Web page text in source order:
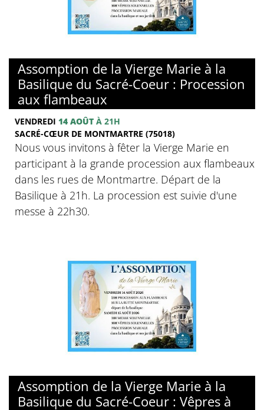
Assomption de la Vierge Marie à la
Basilique du Sacré-Coeur : Procession
aux flambeaux
VENDREDI 14 AOÛT À 21H
SACRÉ-CŒUR DE MONTMARTRE (75018)
Nous vous invitons à fêter la Vierge Marie en
participant à la grande procession aux flambeaux
dans les rues de Montmartre. Départ de la
Basilique à 21h. La procession est suivie d'une
messe à 22h30.
Assomption de la Vierge Marie à la
Basilique du Sacré-Coeur : Vêpres à